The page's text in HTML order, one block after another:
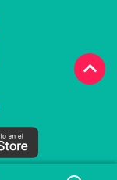
keyboard_arrow_up